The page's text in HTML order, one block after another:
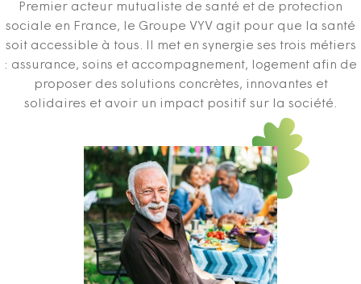
Premier acteur mutualiste de santé et de protection
sociale en France, le Groupe VYV agit pour que la santé
soit accessible à tous. Il met en synergie ses trois métiers
: assurance, soins et accompagnement, logement afin de
proposer des solutions concrètes, innovantes et
solidaires et avoir un impact positif sur la société.